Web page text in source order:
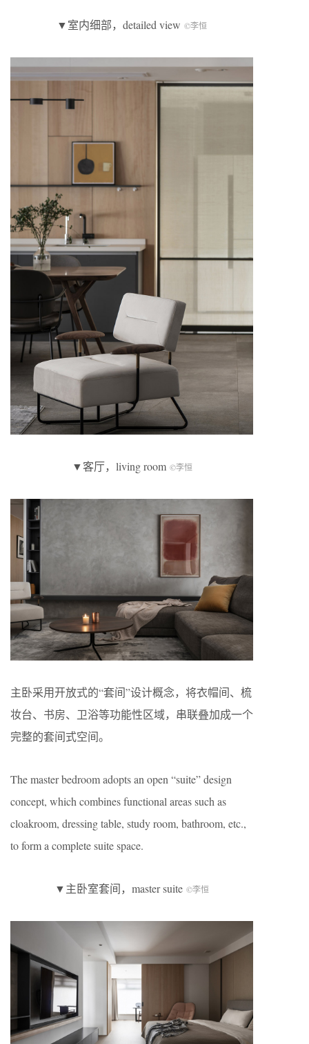
▼室内细部，detailed view ©李恒
▼客厅，living room ©李恒
主卧采用开放式的“套间”设计概念，将衣帽间、梳
妆台、书房、卫浴等功能性区域，串联叠加成一个
完整的套间式空间。
The master bedroom adopts an open “suite” design
concept, which combines functional areas such as
cloakroom, dressing table, study room, bathroom, etc.,
to form a complete suite space.
▼主卧室套间，master suite ©李恒